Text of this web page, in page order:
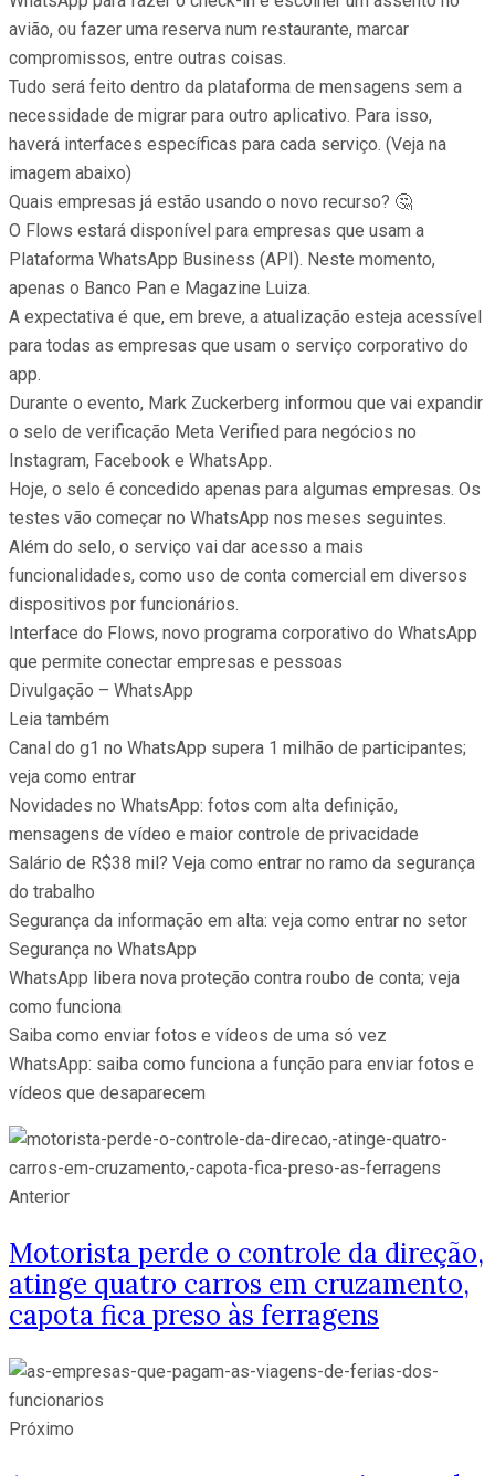
avião, ou fazer uma reserva num restaurante, marcar
compromissos, entre outras coisas.
Tudo será feito dentro da plataforma de mensagens sem a
necessidade de migrar para outro aplicativo. Para isso,
haverá interfaces específicas para cada serviço. (Veja na
imagem abaixo)
Quais empresas já estão usando o novo recurso? 🤔
O Flows estará disponível para empresas que usam a
Plataforma WhatsApp Business (API). Neste momento,
apenas o Banco Pan e Magazine Luiza.
A expectativa é que, em breve, a atualização esteja acessível
para todas as empresas que usam o serviço corporativo do
app.
Durante o evento, Mark Zuckerberg informou que vai expandir
o selo de verificação Meta Verified para negócios no
Instagram, Facebook e WhatsApp.
Hoje, o selo é concedido apenas para algumas empresas. Os
testes vão começar no WhatsApp nos meses seguintes.
Além do selo, o serviço vai dar acesso a mais
funcionalidades, como uso de conta comercial em diversos
dispositivos por funcionários.
Interface do Flows, novo programa corporativo do WhatsApp
que permite conectar empresas e pessoas
Divulgação – WhatsApp
Leia também
Canal do g1 no WhatsApp supera 1 milhão de participantes;
veja como entrar
Novidades no WhatsApp: fotos com alta definição,
mensagens de vídeo e maior controle de privacidade
Salário de R$38 mil? Veja como entrar no ramo da segurança
do trabalho
Segurança da informação em alta: veja como entrar no setor
Segurança no WhatsApp
WhatsApp libera nova proteção contra roubo de conta; veja
como funciona
Saiba como enviar fotos e vídeos de uma só vez
WhatsApp: saiba como funciona a função para enviar fotos e
vídeos que desaparecem
Anterior
Motorista perde o controle da direção,
atinge quatro carros em cruzamento,
capota fica preso às ferragens
Próximo